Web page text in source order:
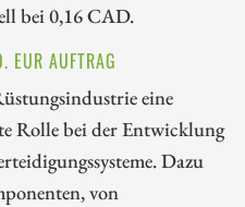
bei 0,16 CAD.
EUR AUFTRAG
eine
Rolle bei der Entwicklung
Dazu
von